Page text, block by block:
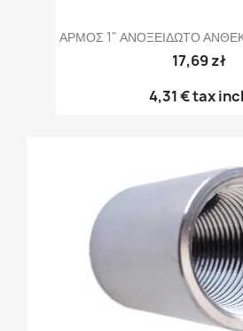
ΑΡΜΟΣ 1" ΑΝΟΞΕΙΔΩΤΟ
17,69 zł
4,31 €tax